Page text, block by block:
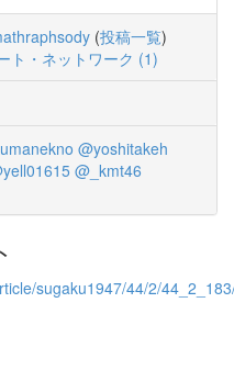
(投稿一覧)
ト・ネットワーク (1)
@yoshitakeh
@_kmt46
sugaku1947/44/2/